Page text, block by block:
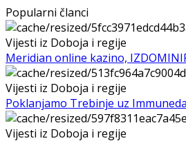
Popularni članci
Vijesti iz Doboja i regije
Meridian online kazino,
Vijesti iz Doboja i regije
Poklanjamo Trebinje uz
Vijesti iz Doboja i regije